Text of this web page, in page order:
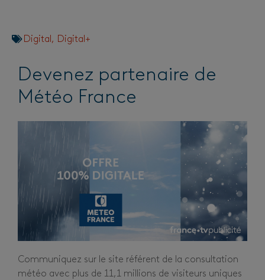
Digital , Digital+
Devenez partenaire de
Météo France
Communiquez sur le site référent de la consultation
météo avec plus de 11,1 millions de visiteurs uniques